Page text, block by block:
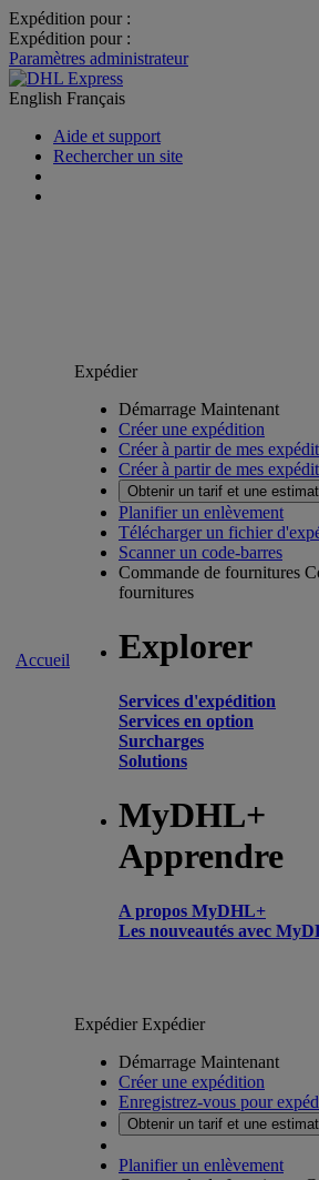
Expédition pour :
Expédition pour :
Paramètres administrateur
English Français
Aide et support
Rechercher un site
Accueil
Expédier
Démarrage Maintenant
Créer une expédition
Créer à partir de mes
Créer à partir de mes
Obtenir un tarif et une
Planifier un enlèvement
Télécharger un fichier
Scanner un code-barres
Commande de fournitures
fournitures
Explorer
Services d'expédition
Services en option
Surcharges
Solutions
MyDHL+
Apprendre
A propos MyDHL+
Les nouveautés avec
ExpédierExpédier
Démarrage Maintenant
Créer une expédition
Enregistrez-vous pour
Obtenir un tarif et une
Planifier un enlèvement